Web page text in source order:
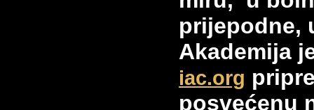
prijepodne,
Akademija
iac.org
posvećenu